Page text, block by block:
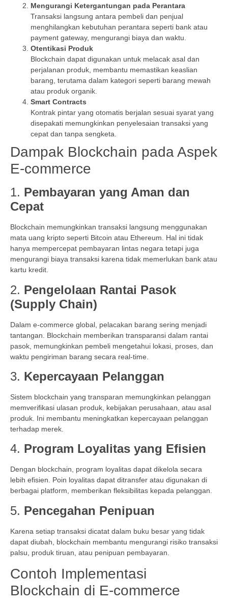
Mengurangi Ketergantungan pada Perantara
Transaksi langsung antara pembeli dan penjual
menghilangkan kebutuhan perantara seperti bank atau
payment gateway, mengurangi biaya dan waktu.
Otentikasi Produk
Blockchain dapat digunakan untuk melacak asal dan
perjalanan produk, membantu memastikan keaslian
barang, terutama dalam kategori seperti barang mewah
atau produk organik.
Smart Contracts
Kontrak pintar yang otomatis berjalan sesuai syarat yang
disepakati memungkinkan penyelesaian transaksi yang
cepat dan tanpa sengketa.
Dampak Blockchain pada Aspek
E-commerce
1. Pembayaran yang Aman dan
Cepat
Blockchain memungkinkan transaksi langsung menggunakan
mata uang kripto seperti Bitcoin atau Ethereum. Hal ini tidak
hanya mempercepat pembayaran lintas negara tetapi juga
mengurangi biaya transaksi karena tidak memerlukan bank atau
kartu kredit.
2. Pengelolaan Rantai Pasok
(Supply Chain)
Dalam e-commerce global, pelacakan barang sering menjadi
tantangan. Blockchain memberikan transparansi dalam rantai
pasok, memungkinkan pembeli mengetahui lokasi, proses, dan
waktu pengiriman barang secara real-time.
3. Kepercayaan Pelanggan
Sistem blockchain yang transparan memungkinkan pelanggan
memverifikasi ulasan produk, kebijakan perusahaan, atau asal
produk. Ini membantu meningkatkan kepercayaan pelanggan
terhadap merek.
4. Program Loyalitas yang Efisien
Dengan blockchain, program loyalitas dapat dikelola secara
lebih efisien. Poin loyalitas dapat ditransfer atau digunakan di
berbagai platform, memberikan fleksibilitas kepada pelanggan.
5. Pencegahan Penipuan
Karena setiap transaksi dicatat dalam buku besar yang tidak
dapat diubah, blockchain membantu mengurangi risiko transaksi
palsu, produk tiruan, atau penipuan pembayaran.
Contoh Implementasi
Blockchain di E-commerce